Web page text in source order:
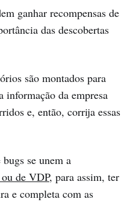
ganhar recompensas de
das descobertas
são montados para
informação da empresa
e, então, corrija essas
se unem a
de VDP, para assim, ter
e completa com as